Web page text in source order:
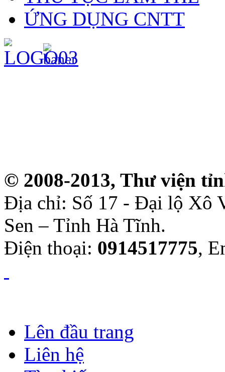
ỨNG DỤNG CNTT
© 2008-2013, Thư viện
Địa chỉ: Số 17 - Đại lộ Xô
Sen – Tỉnh Hà Tĩnh.
Điện thoại: 0914517775,
Lên đầu trang
Liên hệ